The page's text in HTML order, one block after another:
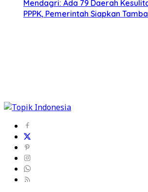
Mendagri: Ada 79 Daerah
PPPK, Pemerintah Siapkan